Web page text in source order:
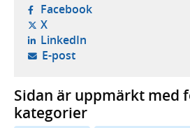
Facebook- öppnas i ny flik,
X- öppnas i ny flik, extern
LinkedIn- öppnas i ny flik,
E-post- öppnar din e-
Sidan är uppmärkt med
kategorier